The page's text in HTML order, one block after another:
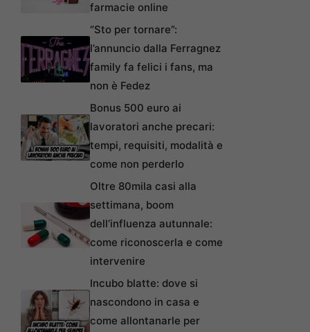
farmacie online
“Sto per tornare”:
l’annuncio dalla Ferragnez
family fa felici i fans, ma
non è Fedez
Bonus 500 euro ai
lavoratori anche precari:
tempi, requisiti, modalità e
come non perderlo
Oltre 80mila casi alla
settimana, boom
dell’influenza autunnale:
come riconoscerla e come
intervenire
Incubo blatte: dove si
nascondono in casa e
come allontanarle per